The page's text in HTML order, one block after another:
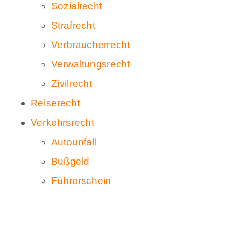
Sozialrecht
Strafrecht
Verbraucherrecht
Verwaltungsrecht
Zivilrecht
Reiserecht
Verkehrsrecht
Autounfall
Bußgeld
Führerschein